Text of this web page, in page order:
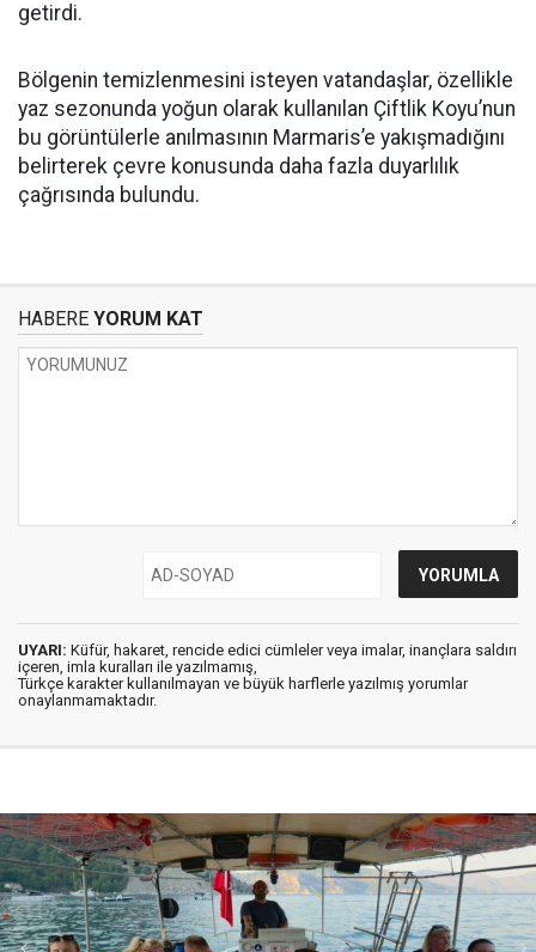
getirdi.
Bölgenin temizlenmesini isteyen vatandaşlar, özellikle
yaz sezonunda yoğun olarak kullanılan Çiftlik Koyu’nun
bu görüntülerle anılmasının Marmaris’e yakışmadığını
belirterek çevre konusunda daha fazla duyarlılık
çağrısında bulundu.
HABERE YORUM KAT
UYARI: Küfür, hakaret, rencide edici cümleler veya imalar, inançlara saldırı
içeren, imla kuralları ile yazılmamış,
Türkçe karakter kullanılmayan ve büyük harflerle yazılmış yorumlar
onaylanmamaktadır.